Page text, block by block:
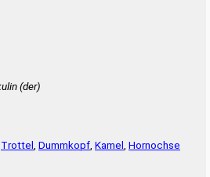
(der)
Trottel Dummkopf Kamel Hornochse